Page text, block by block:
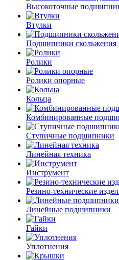
Высокоточные
Втулки
Подшипники скольжения
Ролики
Ролики опорные
Кольца
Комбинированные
Ступичные подшипники
Линейная техника
Инструмент
Резино-технические
Линейные подшипники
Гайки
Уплотнения